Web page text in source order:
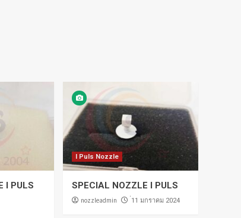
I PULS
I Puls Nozzle
SPECIAL NOZZLE I PULS
nozzleadmin ่11 มกราคม 2024